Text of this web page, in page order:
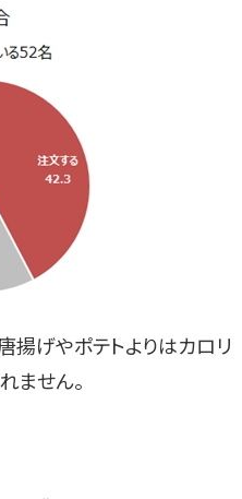
揚げやポテトよりはカロリ
ません。